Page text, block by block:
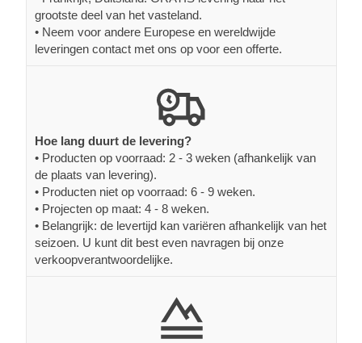
grootste deel van het vasteland.
• Neem voor andere Europese en wereldwijde
leveringen contact met ons op voor een offerte.
Hoe lang duurt de levering?
• Producten op voorraad: 2 - 3 weken (afhankelijk van
de plaats van levering).
• Producten niet op voorraad: 6 - 9 weken.
• Projecten op maat: 4 - 8 weken.
• Belangrijk: de levertijd kan variëren afhankelijk van het
seizoen. U kunt dit best even navragen bij onze
verkoopverantwoordelijke.